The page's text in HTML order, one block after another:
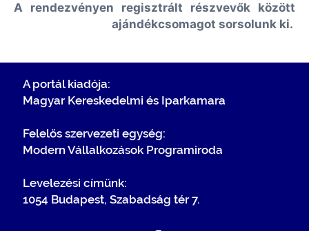
A rendezvényen regisztrált részvevők között
ajándékcsomagot sorsolunk ki.
A portál kiadója:
Magyar Kereskedelmi és Iparkamara
Felelős szervezeti egység:
Modern Vállalkozások Programiroda
Levelezési címünk:
1054 Budapest, Szabadság tér 7.